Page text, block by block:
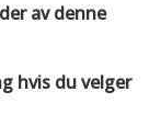
av denne
hvis du velger